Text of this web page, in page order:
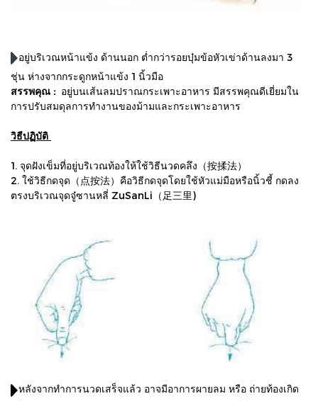
อยู่บริเวณหน้าแข้ง ด้านนอก ต่ำกว่ารอยบุ๋มข้อหัวเข่าด้านลงมา 3
ชุ่น ห่างจากกระดูกหน้าแข้ง 1 นิ้วมือ
สรรพคุณ : อยู่บนเส้นลมปราณกระเพาะอาหาร มีสรรพคุณดีเยี่ยมใน
การปรับสมดุลการทำงานของม้ามและกระเพาะอาหาร
วิธีปฏิบัติ
1. จุดฝังเข็มที่อยู่บริเวณท้องให้ใช้วิธีนวดคลึง（按揉法）
2. ใช้วิธีกดจุด（点按法） คือวิธีกดจุดโดยใช้หัวแม่มือหรือนิ้วชี้ กดลง
ตรงบริเวณจุดจู๋ซานหลี่ ZuSanLi（足三里)
หลังจากทำการนวดเสร็จแล้ว อาจมีอาการผายลม หรือ ถ่ายท้องเกิด